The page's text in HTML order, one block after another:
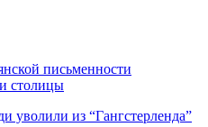
письменности
столицы
уволили из “Гангстерленда”